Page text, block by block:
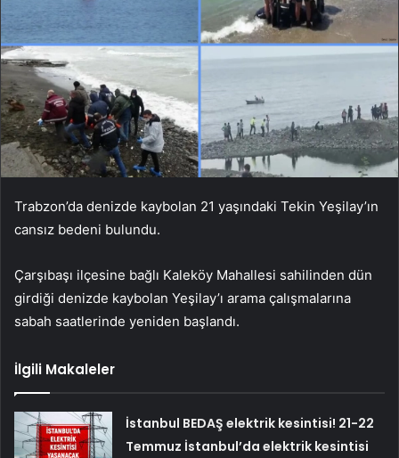
Trabzon’da denizde kaybolan 21 yaşındaki Tekin Yeşilay’ın
cansız bedeni bulundu.
Çarşıbaşı ilçesine bağlı Kaleköy Mahallesi sahilinden dün
girdiği denizde kaybolan Yeşilay’ı arama çalışmalarına
sabah saatlerinde yeniden başlandı.
İlgili Makaleler
İstanbul BEDAŞ elektrik kesintisi! 21-22
Temmuz İstanbul’da elektrik kesintisi